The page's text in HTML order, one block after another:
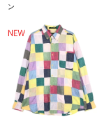
ン